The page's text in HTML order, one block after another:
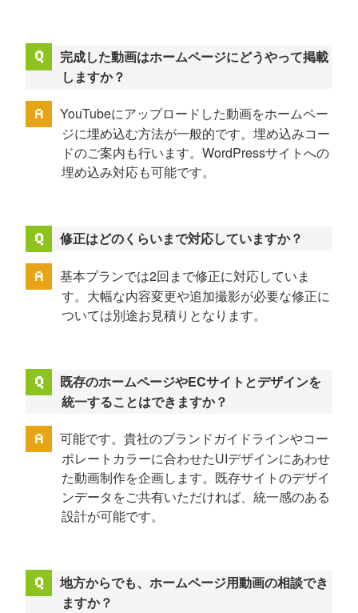
完成した動画はホームページにどうやって掲載
しますか？
YouTubeにアップロードした動画をホームペー
ジに埋め込む方法が一般的です。埋め込みコー
ドのご案内も行います。WordPressサイトへの
埋め込み対応も可能です。
修正はどのくらいまで対応していますか？
基本プランでは2回まで修正に対応していま
す。大幅な内容変更や追加撮影が必要な修正に
ついては別途お見積りとなります。
既存のホームページやECサイトとデザインを
統一することはできますか？
可能です。貴社のブランドガイドラインやコー
ポレートカラーに合わせたUIデザインにあわせ
た動画制作を企画します。既存サイトのデザイ
ンデータをご共有いただければ、統一感のある
設計が可能です。
地方からでも、ホームページ用動画の相談でき
ますか？